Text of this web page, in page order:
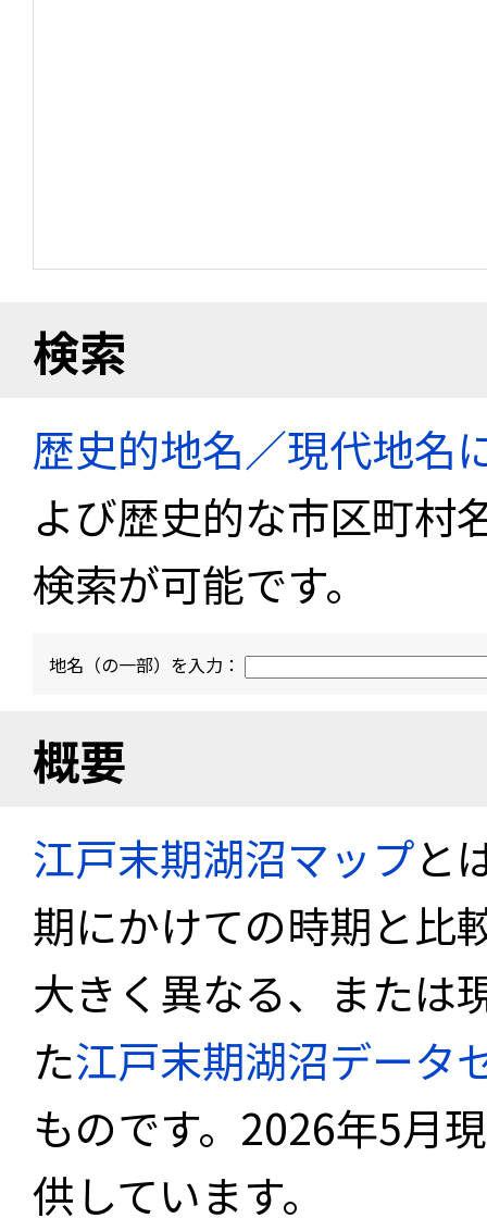
検索
歴史的地名／現代地名
よび歴史的な市区町村
検索が可能です。
地名（の一部）を入力：
概要
江戸末期湖沼マップと
期にかけての時期と比
大きく異なる、または
た江戸末期湖沼データ
ものです。2026年5月
供しています。